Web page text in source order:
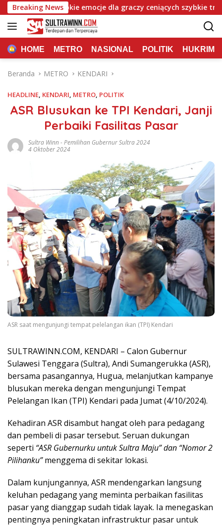
Langsung
ke
konten
Breaking News
Szybkie emocje dla graczy ceniących szybkie trafienia
HOME METRO NASIONAL POLITIK HUKRIM
Beranda METRO KENDARI
HEADLINE, KENDARI, METRO, POLITIK
ASR Blusukan ke TPI Kendari, Janji
Perbaiki Fasilitas Pasar
Sultra Winn-Pemilihan Gubernur Sultra 2024
4 Oktober 2024
ASR saat mengunjungi tempat pelelangan ikan (TPI) Kendari
SULTRAWINN.COM, KENDARI – Calon Gubernur
Sulawesi Tenggara (Sultra), Andi Sumangerukka (ASR),
bersama pasangannya, Hugua, melanjutkan kampanye
blusukan mereka dengan mengunjungi Tempat
Pelelangan Ikan (TPI) Kendari pada Jumat (4/10/2024).
Kehadiran ASR disambut hangat oleh para pedagang
dan pembeli di pasar tersebut. Seruan dukungan
seperti “ASR Gubernurku untuk Sultra Maju” dan “Nomor 2
Pilihanku”menggema di sekitar lokasi.
Dalam kunjungannya, ASR mendengarkan langsung
keluhan pedagang yang meminta perbaikan fasilitas
pasar yang dianggap sudah tidak layak. Ia menegaskan
pentingnya peningkatan infrastruktur pasar untuk